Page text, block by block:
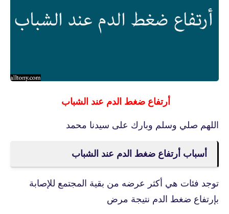
أرتفاع ضغط الدم عند الشباب
اللهم صلي وسلم وبارك على سيدنا محمد
أسباب أرتفاع ضغط الدم عند الشباب
توجد فئات هي أكثر عرضه من بقية المجتمع للإصابة
بإرتفاع ضغط الدم نتيجة مرض